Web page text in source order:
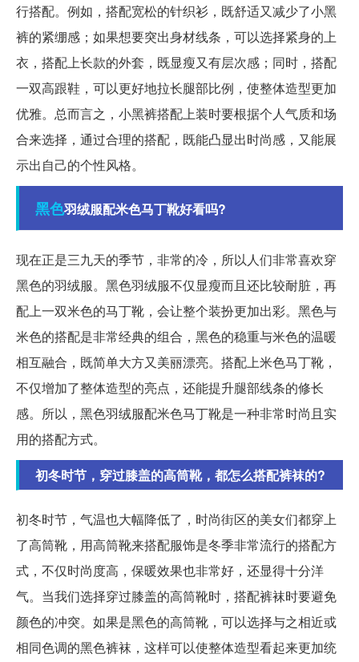
行搭配。例如，搭配宽松的针织衫，既舒适又减少了小黑
裤的紧绷感；如果想要突出身材线条，可以选择紧身的上
衣，搭配上长款的外套，既显瘦又有层次感；同时，搭配
一双高跟鞋，可以更好地拉长腿部比例，使整体造型更加
优雅。总而言之，小黑裤搭配上装时要根据个人气质和场
合来选择，通过合理的搭配，既能凸显出时尚感，又能展
示出自己的个性风格。
黑色羽绒服配米色马丁靴好看吗?
现在正是三九天的季节，非常的冷，所以人们非常喜欢穿
黑色的羽绒服。黑色羽绒服不仅显瘦而且还比较耐脏，再
配上一双米色的马丁靴，会让整个装扮更加出彩。黑色与
米色的搭配是非常经典的组合，黑色的稳重与米色的温暖
相互融合，既简单大方又美丽漂亮。搭配上米色马丁靴，
不仅增加了整体造型的亮点，还能提升腿部线条的修长
感。所以，黑色羽绒服配米色马丁靴是一种非常时尚且实
用的搭配方式。
初冬时节，穿过膝盖的高筒靴，都怎么搭配裤袜的?
初冬时节，气温也大幅降低了，时尚街区的美女们都穿上
了高筒靴，用高筒靴来搭配服饰是冬季非常流行的搭配方
式，不仅时尚度高，保暖效果也非常好，还显得十分洋
气。当我们选择穿过膝盖的高筒靴时，搭配裤袜时要避免
颜色的冲突。如果是黑色的高筒靴，可以选择与之相近或
相同色调的黑色裤袜，这样可以使整体造型看起来更加统